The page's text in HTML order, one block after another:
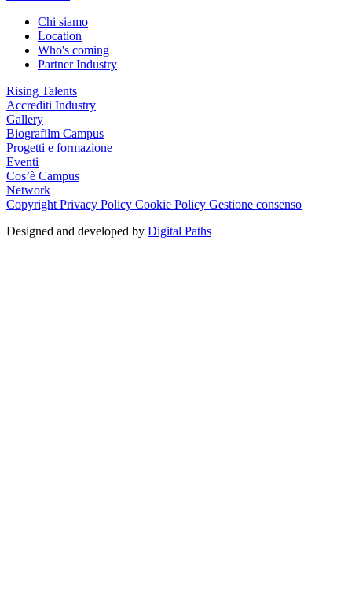
Chi siamo
Location
Who's coming
Partner Industry
Rising Talents
Accrediti Industry
Gallery
Biografilm Campus
Progetti e formazione
Eventi
Cos’è Campus
Network
Copyright Privacy Policy Cookie Policy Gestione consenso
Designed and developed by Digital Paths